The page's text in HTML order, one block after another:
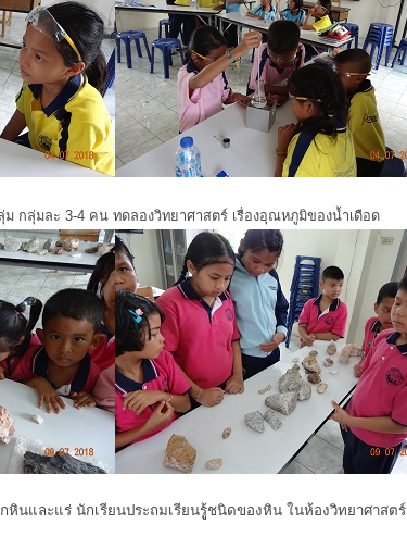
กลุ่มละ 3-4 คน ทดลองวิทยาศาสตร์ เรื่องอุณหภูมิของน้ำเดือด
หินและแร่ นักเรียนประถมเรียนรูู้ชนิดของหิน ในห้องวิทยาศาสตร์